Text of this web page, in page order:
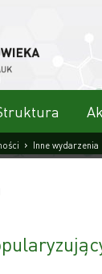
› Inne wydarzenia